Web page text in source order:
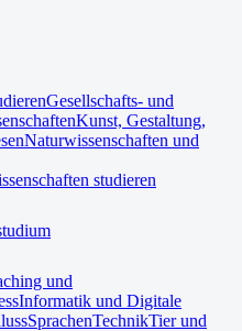
Gesellschafts- und
Kunst, Gestaltung,
Naturwissenschaften und
studieren
und
Informatik und Digitale
SprachenTechnikTier und